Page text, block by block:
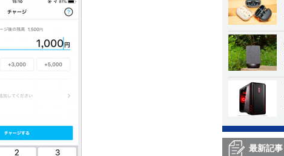
最新記事